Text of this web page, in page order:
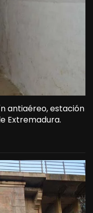
antiaéreo, estación
Extremadura.